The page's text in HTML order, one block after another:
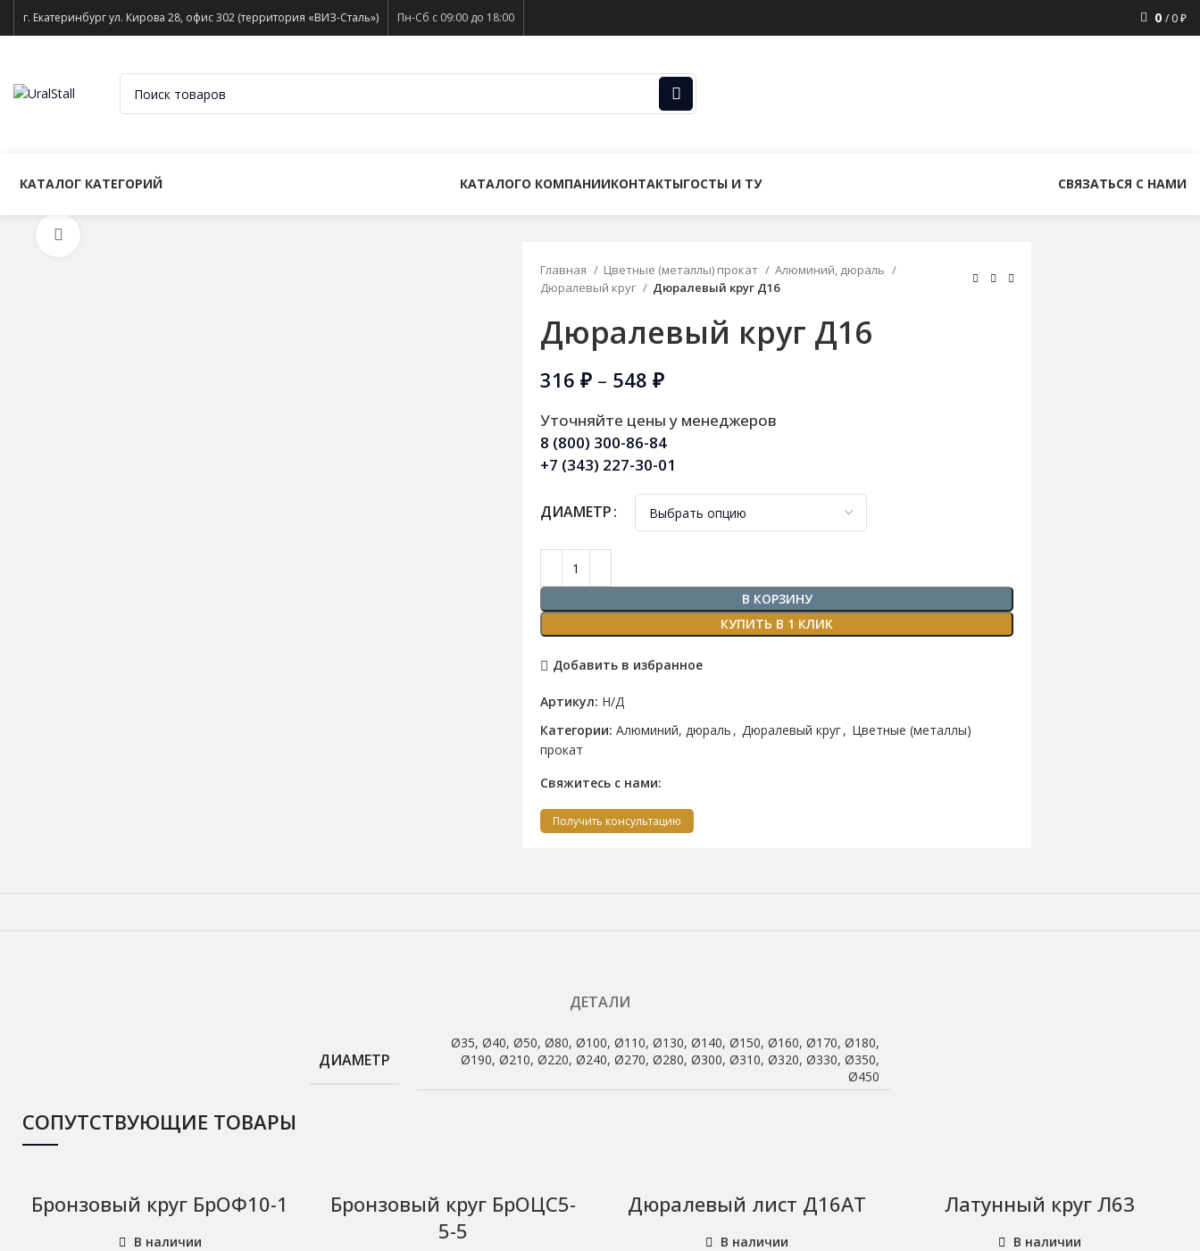
г. Екатеринбург ул. Кирова 28, офис 302 (территория «ВИЗ-Сталь») Пн-Сб с 09:00 до 18:00 0 / 0₽
КАТАЛОГ КАТЕГОРИЙ КАТАЛОГО КОМПАНИИКОНТАКТЫГОСТЫ И ТУ СВЯЗАТЬСЯ С НАМИ
Главная Цветные (металлы) прокат
Алюминий, дюраль
Дюралевый круг
Дюралевый круг Д16
Дюралевый круг Д16
316 ₽ – 548 ₽
Уточняйте цены у менеджеров
8 (800) 300-86-84
+7 (343) 227-30-01
ДИАМЕТР
В КОРЗИНУ
КУПИТЬ В 1 КЛИК
Добавить в избранное
Артикул: Н/Д
Категории: Алюминий, дюраль , Дюралевый круг, Цветные (металлы)
прокат
Свяжитесь с нами:
Получить консультацию
ДЕТАЛИ
ДИАМЕТР
Ø35, Ø40, Ø50, Ø80, Ø100, Ø110, Ø130, Ø140, Ø150, Ø160, Ø170, Ø180,
Ø190, Ø210, Ø220, Ø240, Ø270, Ø280, Ø300, Ø310, Ø320, Ø330, Ø350,
Ø450
СОПУТСТВУЮЩИЕ ТОВАРЫ
Бронзовый круг БрОФ10-1
В наличии
Бронзовый круг БрОЦС5-
5-5
Дюралевый лист Д16АТ
В наличии
Латунный круг Л63
В наличии